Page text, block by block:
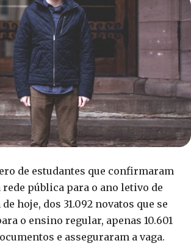
de estudantes que confirmaram
pública para o ano letivo de
de hoje, dos 31.092 novatos que se
o ensino regular, apenas 10.601
e asseguraram a vaga.